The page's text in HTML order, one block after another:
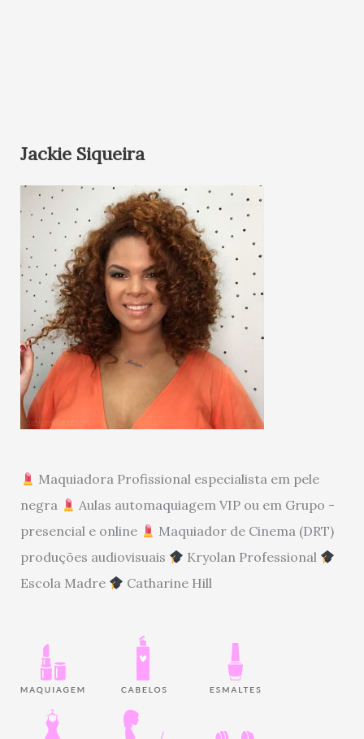
Jackie Siqueira
Maquiadora Profissional especialista em pele
negra
Aulas automaquiagem VIP ou em Grupo -
presencial e online
Maquiador de Cinema (DRT)
produções audiovisuais
Kryolan Professional
Escola Madre
Catharine Hill